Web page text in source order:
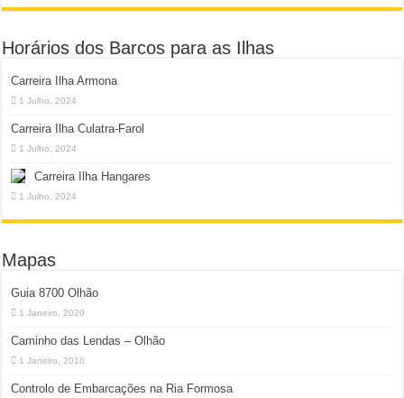
Horários dos Barcos para as Ilhas
Carreira Ilha Armona
1 Julho, 2024
Carreira Ilha Culatra-Farol
1 Julho, 2024
Carreira Ilha Hangares
1 Julho, 2024
Mapas
Guia 8700 Olhão
1 Janeiro, 2020
Caminho das Lendas – Olhão
1 Janeiro, 2016
Controlo de Embarcações na Ria Formosa